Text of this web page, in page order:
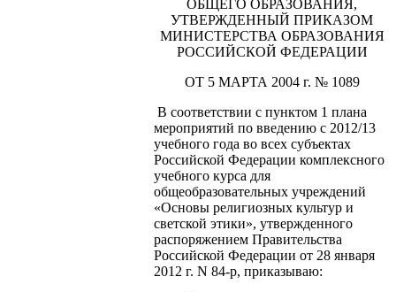
ОБЩЕГО ОБРАЗОВАНИЯ,
УТВЕРЖДЕННЫЙ ПРИКАЗОМ
МИНИСТЕРСТВА ОБРАЗОВАНИЯ
РОССИЙСКОЙ ФЕДЕРАЦИИ
ОТ 5 МАРТА 2004 г. № 1089
В соответствии с пунктом 1 плана
мероприятий по введению с 2012/13
учебного года во всех субъектах
Российской Федерации комплексного
учебного курса для
общеобразовательных учреждений
«Основы религиозных культур и
светской этики», утвержденного
распоряжением Правительства
Российской Федерации от 28 января
2012 г. N 84-р, приказываю: